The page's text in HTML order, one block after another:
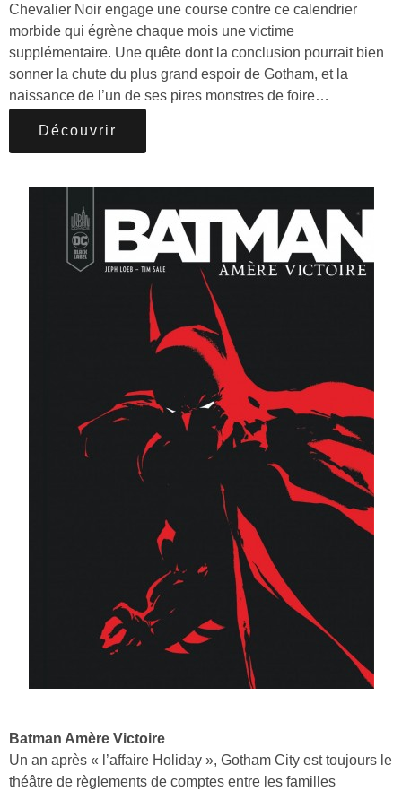
Chevalier Noir engage une course contre ce calendrier
morbide qui égrène chaque mois une victime
supplémentaire. Une quête dont la conclusion pourrait bien
sonner la chute du plus grand espoir de Gotham, et la
naissance de l’un de ses pires monstres de foire…
Découvrir
Batman Amère Victoire
Un an après « l’affaire Holiday », Gotham City est toujours le
théâtre de règlements de comptes entre les familles